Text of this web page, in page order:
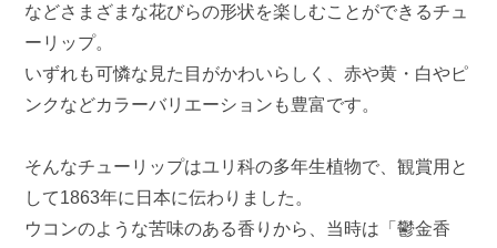
などさまざまな花びらの形状を楽しむことができるチュ
ーリップ。
いずれも可憐な見た目がかわいらしく、赤や黄・白やピ
ンクなどカラーバリエーションも豊富です。
そんなチューリップはユリ科の多年生植物で、観賞用と
して1863年に日本に伝わりました。
ウコンのような苦味のある香りから、当時は「鬱金香